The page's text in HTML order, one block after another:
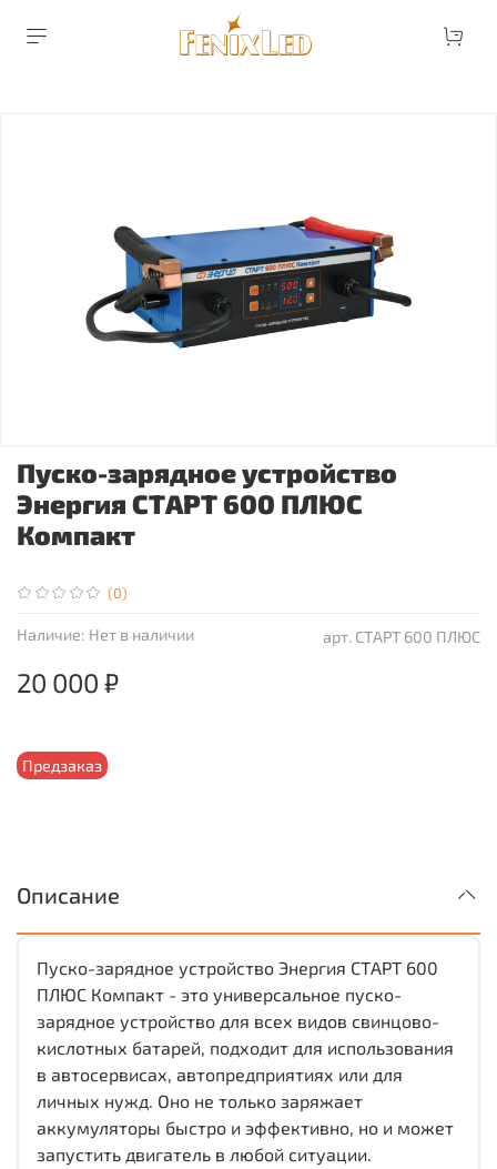
(0)
арт. СТАРТ 600 ПЛЮС
Наличие: Нет в наличии
Предзаказ
Пуско-зарядное устройство
Энергия СТАРТ 600 ПЛЮС
Компакт
20 000 ₽
Описание
Пуско-зарядное устройство Энергия СТАРТ 600
ПЛЮС Компакт - это универсальное пуско-
зарядное устройство для всех видов свинцово-
кислотных батарей, подходит для использования
в автосервисах, автопредприятиях или для
личных нужд. Оно не только заряжает
аккумуляторы быстро и эффективно, но и может
запустить двигатель в любой ситуации.